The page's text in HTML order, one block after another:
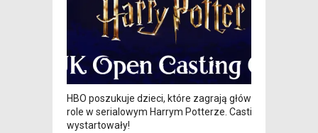
HBO poszukuje dzieci, które zagrają główne
role w serialowym Harrym Potterze. Castingi
wystartowały!